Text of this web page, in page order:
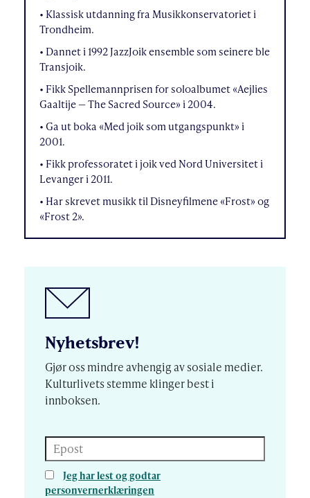
• Klassisk utdanning fra Musikkonservatoriet i
Trondheim.
• Dannet i 1992 JazzJoik ensemble som seinere ble
Transjoik.
• Fikk Spellemannprisen for soloalbumet «Aejlies
Gaaltije — The Sacred Source» i 2004.
• Ga ut boka «Med joik som utgangspunkt» i
2001.
• Fikk professoratet i joik ved Nord Universitet i
Levanger i 2011.
• Har skrevet musikk til Disneyfilmene «Frost» og
«Frost 2».
Nyhetsbrev!
Gjør oss mindre avhengig av sosiale medier.
Kulturlivets stemme klinger best i
innboksen.
Epost
Jeg har lest og godtar
personvernerklæringen